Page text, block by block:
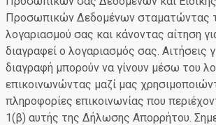
Προσωπικών Δεδομένων σταματώντας
λογαριασμού σας και κάνοντας αίτηση
διαγραφεί ο λογαριασμός σας. Αιτήσεις
διαγραφή μπορούν να γίνουν μέσω του
επικοινωνώντας μαζί μας
πληροφορίες επικοινωνίας που
1(β) αυτής της Δήλωσης Απορρήτου.